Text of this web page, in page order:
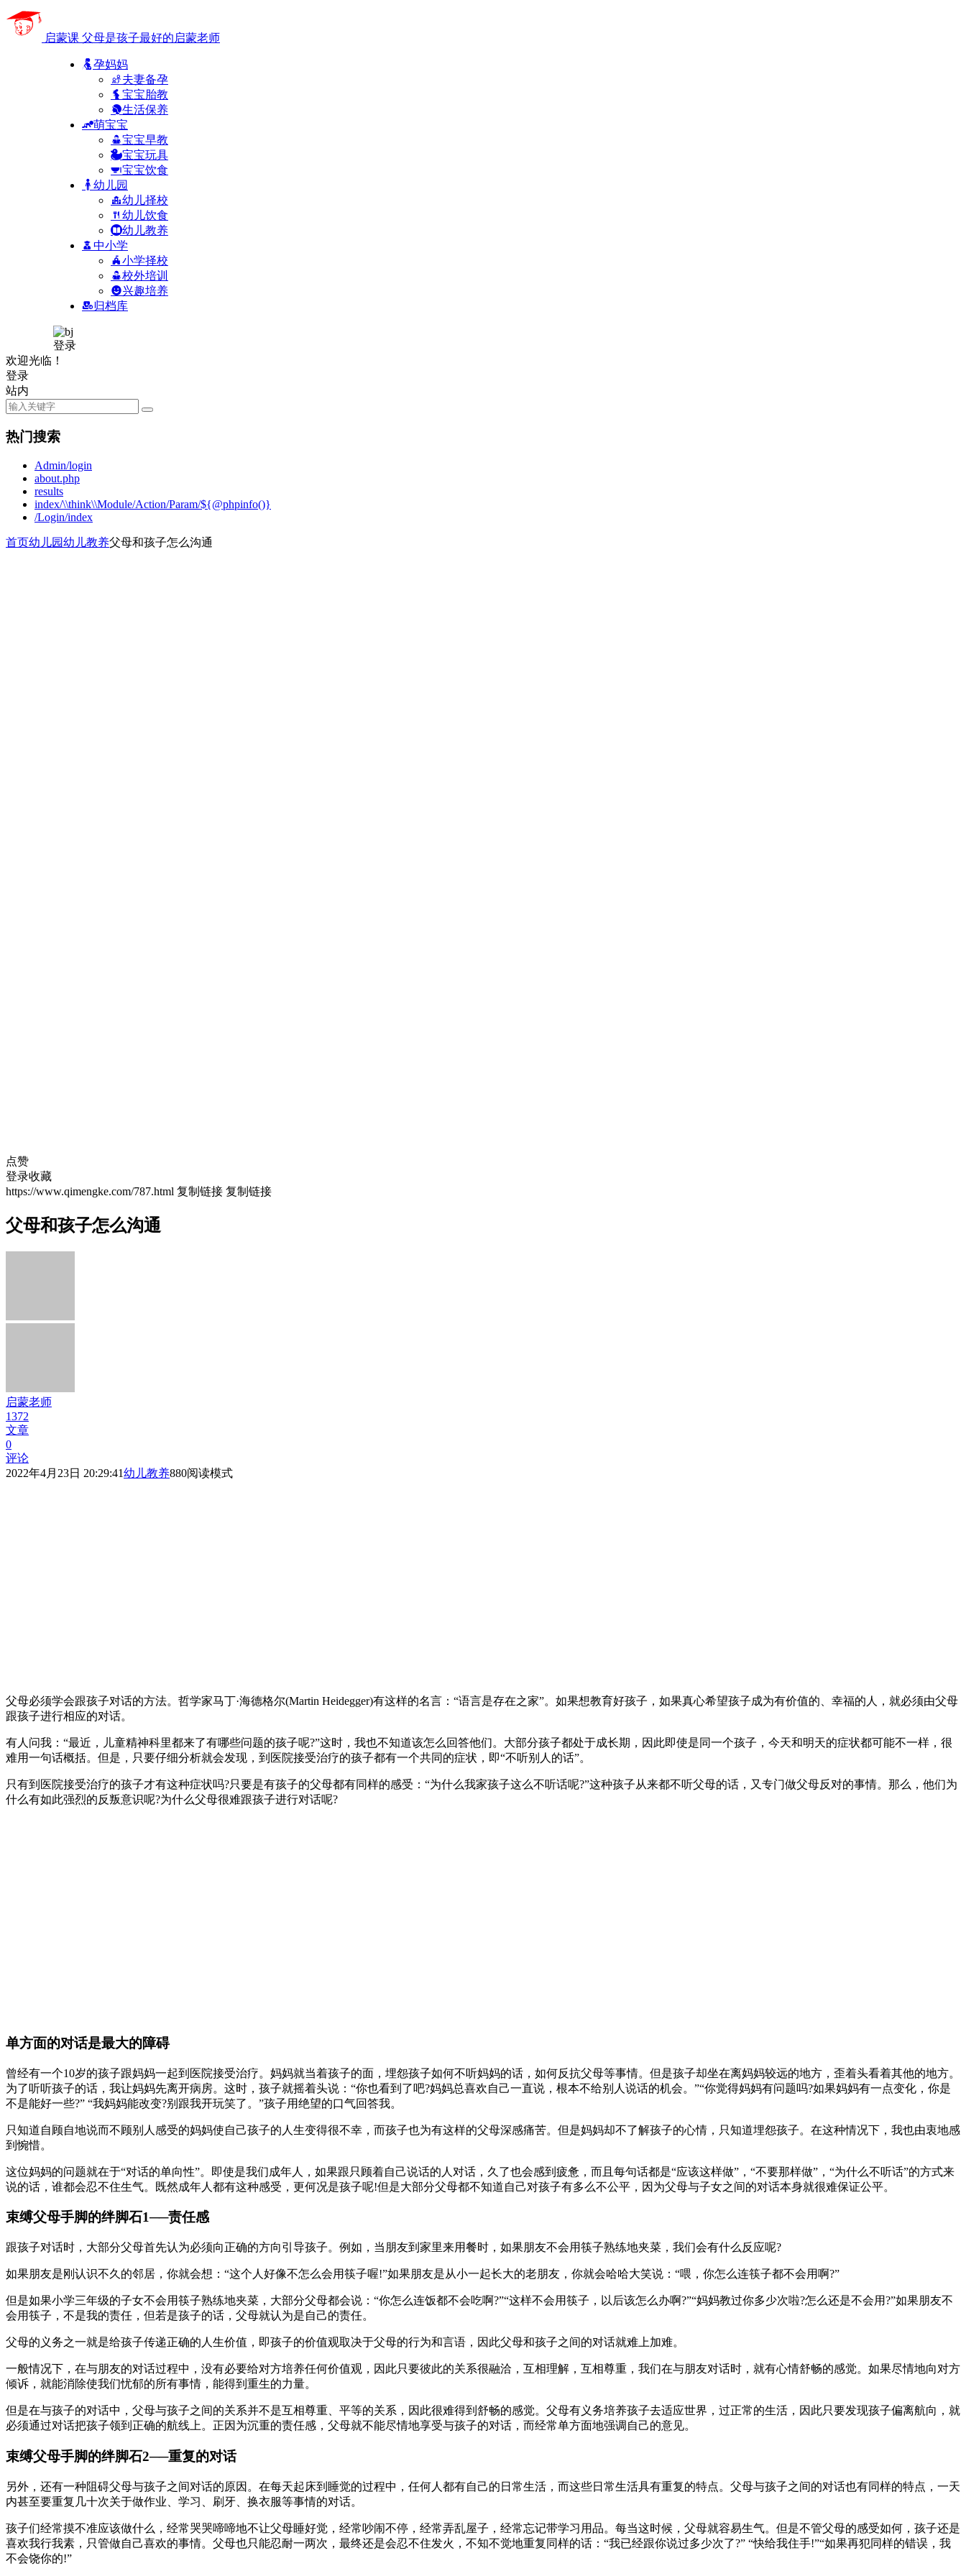
启蒙课 父母是孩子最好的启蒙老师
孕妈妈
夫妻备孕
宝宝胎教
生活保养
萌宝宝
宝宝早教
宝宝玩具
宝宝饮食
幼儿园
幼儿择校
幼儿饮食
幼儿教养
中小学
小学择校
校外培训
兴趣培养
归档库
登录
欢迎光临！
登录
站内
热门搜索
Admin/login
about.php
results
index/\\think\\Module/Action/Param/${@phpinfo()}
/Login/index
首页幼儿园幼儿教养父母和孩子怎么沟通
点赞
登录收藏
https://www.qimengke.com/787.html 复制链接 复制链接
父母和孩子怎么沟通
启蒙老师
1372
文章
0
评论
2022年4月23日 20:29:41幼儿教养880阅读模式
父母必须学会跟孩子对话的方法。哲学家马丁·海德格尔(Martin Heidegger)有这样的名言：“语言是存在之家”。如果想教育好孩子，如果真心希望孩子成为有价值的、幸福的人，就必须由父母
跟孩子进行相应的对话。
有人问我：“最近，儿童精神科里都来了有哪些问题的孩子呢?”这时，我也不知道该怎么回答他们。大部分孩子都处于成长期，因此即使是同一个孩子，今天和明天的症状都可能不一样，很
难用一句话概括。但是，只要仔细分析就会发现，到医院接受治疗的孩子都有一个共同的症状，即“不听别人的话”。
只有到医院接受治疗的孩子才有这种症状吗?只要是有孩子的父母都有同样的感受：“为什么我家孩子这么不听话呢?”这种孩子从来都不听父母的话，又专门做父母反对的事情。那么，他们为
什么有如此强烈的反叛意识呢?为什么父母很难跟孩子进行对话呢?
单方面的对话是最大的障碍
曾经有一个10岁的孩子跟妈妈一起到医院接受治疗。妈妈就当着孩子的面，埋怨孩子如何不听妈妈的话，如何反抗父母等事情。但是孩子却坐在离妈妈较远的地方，歪着头看着其他的地方。
为了听听孩子的话，我让妈妈先离开病房。这时，孩子就摇着头说：“你也看到了吧?妈妈总喜欢自己一直说，根本不给别人说话的机会。”“你觉得妈妈有问题吗?如果妈妈有一点变化，你是
不是能好一些?” “我妈妈能改变?别跟我开玩笑了。”孩子用绝望的口气回答我。
只知道自顾自地说而不顾别人感受的妈妈使自己孩子的人生变得很不幸，而孩子也为有这样的父母深感痛苦。但是妈妈却不了解孩子的心情，只知道埋怨孩子。在这种情况下，我也由衷地感
到惋惜。
这位妈妈的问题就在于“对话的单向性”。即使是我们成年人，如果跟只顾着自己说话的人对话，久了也会感到疲惫，而且每句话都是“应该这样做”，“不要那样做”，“为什么不听话”的方式来
说的话，谁都会忍不住生气。既然成年人都有这种感受，更何况是孩子呢!但是大部分父母都不知道自己对孩子有多么不公平，因为父母与子女之间的对话本身就很难保证公平。
束缚父母手脚的绊脚石1──责任感
跟孩子对话时，大部分父母首先认为必须向正确的方向引导孩子。例如，当朋友到家里来用餐时，如果朋友不会用筷子熟练地夹菜，我们会有什么反应呢?
如果朋友是刚认识不久的邻居，你就会想：“这个人好像不怎么会用筷子喔!”如果朋友是从小一起长大的老朋友，你就会哈哈大笑说：“喂，你怎么连筷子都不会用啊?”
但是如果小学三年级的子女不会用筷子熟练地夹菜，大部分父母都会说：“你怎么连饭都不会吃啊?”“这样不会用筷子，以后该怎么办啊?”“妈妈教过你多少次啦?怎么还是不会用?”如果朋友不
会用筷子，不是我的责任，但若是孩子的话，父母就认为是自己的责任。
父母的义务之一就是给孩子传递正确的人生价值，即孩子的价值观取决于父母的行为和言语，因此父母和孩子之间的对话就难上加难。
一般情况下，在与朋友的对话过程中，没有必要给对方培养任何价值观，因此只要彼此的关系很融洽，互相理解，互相尊重，我们在与朋友对话时，就有心情舒畅的感觉。如果尽情地向对方
倾诉，就能消除使我们忧郁的所有事情，能得到重生的力量。
但是在与孩子的对话中，父母与孩子之间的关系并不是互相尊重、平等的关系，因此很难得到舒畅的感觉。父母有义务培养孩子去适应世界，过正常的生活，因此只要发现孩子偏离航向，就
必须通过对话把孩子领到正确的航线上。正因为沉重的责任感，父母就不能尽情地享受与孩子的对话，而经常单方面地强调自己的意见。
束缚父母手脚的绊脚石2──重复的对话
另外，还有一种阻碍父母与孩子之间对话的原因。在每天起床到睡觉的过程中，任何人都有自己的日常生活，而这些日常生活具有重复的特点。父母与孩子之间的对话也有同样的特点，一天
内甚至要重复几十次关于做作业、学习、刷牙、换衣服等事情的对话。
孩子们经常摸不准应该做什么，经常哭哭啼啼地不让父母睡好觉，经常吵闹不停，经常弄乱屋子，经常忘记带学习用品。每当这时候，父母就容易生气。但是不管父母的感受如何，孩子还是
喜欢我行我素，只管做自己喜欢的事情。父母也只能忍耐一两次，最终还是会忍不住发火，不知不觉地重复同样的话：“我已经跟你说过多少次了?” “快给我住手!”“如果再犯同样的错误，我
不会饶你的!”